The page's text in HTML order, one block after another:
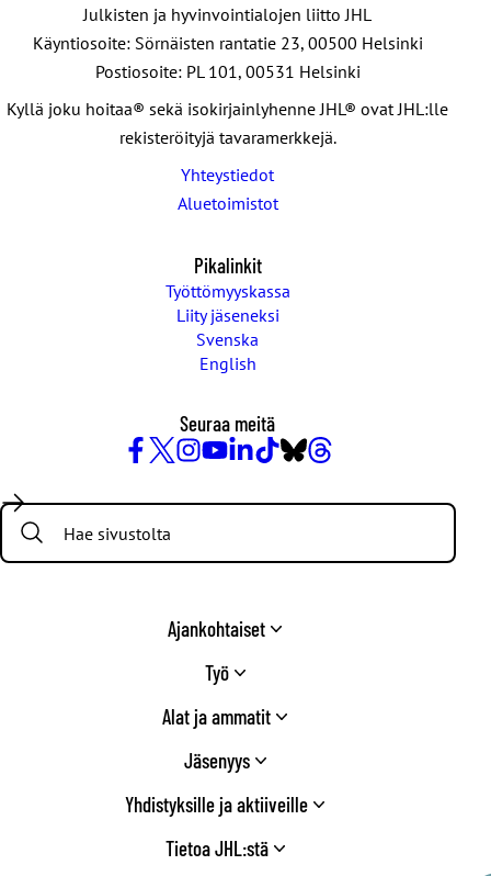
Julkisten ja hyvinvointialojen liitto JHL
Käyntiosoite: Sörnäisten rantatie 23, 00500 Helsinki
Postiosoite: PL 101, 00531 Helsinki
Kyllä joku hoitaa® sekä isokirjainlyhenne JHL® ovat JHL:lle
rekisteröityjä tavaramerkkejä.
Yhteystiedot
Aluetoimistot
Pikalinkit
Työttömyyskassa
Liity jäseneksi
Svenska
English
Seuraa meitä
/
Twitter
Search:
Ajankohtaiset
Työ
Alat ja ammatit
Jäsenyys
Yhdistyksille ja aktiiveille
Tietoa JHL:stä